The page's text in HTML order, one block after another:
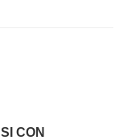
CON